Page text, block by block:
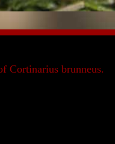
Cortinarius brunneus.